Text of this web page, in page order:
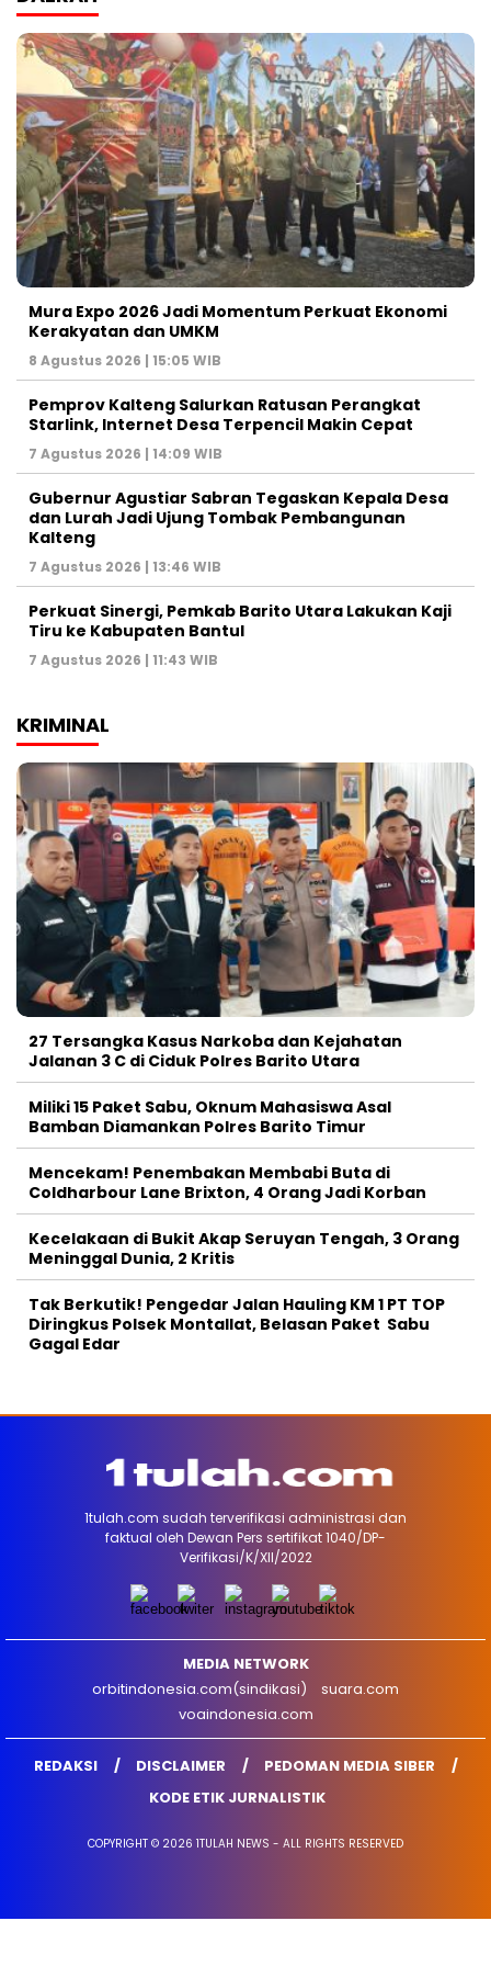
Mura Expo 2026 Jadi Momentum Perkuat Ekonomi
Kerakyatan dan UMKM
8 Agustus 2026 | 15:05 WIB
Pemprov Kalteng Salurkan Ratusan Perangkat
Starlink, Internet Desa Terpencil Makin Cepat
7 Agustus 2026 | 14:09 WIB
Gubernur Agustiar Sabran Tegaskan Kepala Desa
dan Lurah Jadi Ujung Tombak Pembangunan
Kalteng
7 Agustus 2026 | 13:46 WIB
Perkuat Sinergi, Pemkab Barito Utara Lakukan Kaji
Tiru ke Kabupaten Bantul
7 Agustus 2026 | 11:43 WIB
KRIMINAL
27 Tersangka Kasus Narkoba dan Kejahatan
Jalanan 3 C di Ciduk Polres Barito Utara
Miliki 15 Paket Sabu, Oknum Mahasiswa Asal
Bamban Diamankan Polres Barito Timur
Mencekam! Penembakan Membabi Buta di
Coldharbour Lane Brixton, 4 Orang Jadi Korban
Kecelakaan di Bukit Akap Seruyan Tengah, 3 Orang
Meninggal Dunia, 2 Kritis
Tak Berkutik! Pengedar Jalan Hauling KM 1 PT TOP
Diringkus Polsek Montallat, Belasan Paket Sabu
Gagal Edar
1tulah.com sudah terverifikasi administrasi dan
faktual oleh Dewan Pers sertifikat 1040/DP-
Verifikasi/K/XII/2022
MEDIA NETWORK
orbitindonesia.com(sindikasi)
suara.com
voaindonesia.com
REDAKSI DISCLAIMER
PEDOMAN MEDIA SIBER
KODE ETIK JURNALISTIK
COPYRIGHT © 2026 1TULAH NEWS - ALL RIGHTS RESERVED